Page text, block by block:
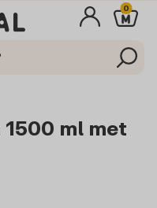
0
ml met